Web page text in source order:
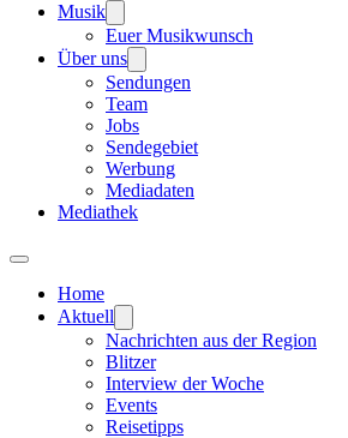
Musik
Euer Musikwunsch
Über uns
Sendungen
Team
Jobs
Sendegebiet
Werbung
Mediadaten
Mediathek
Home
Aktuell
Nachrichten aus der Region
Blitzer
Interview der Woche
Events
Reisetipps